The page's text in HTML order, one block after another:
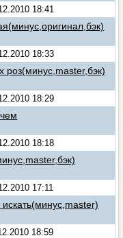
18:41
18:33
18:29
18:18
17:11
18:59